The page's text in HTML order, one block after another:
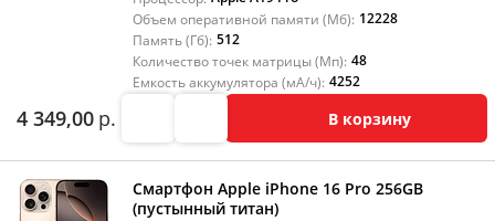
Объем оперативной памяти (Мб): 12228
Память (Гб): 512
Количество точек матрицы (Мп): 48
Емкость аккумулятора (мА/ч): 4252
4 349,00 р. В корзину
Смартфон Apple iPhone 16 Pro 256GB
(пустынный титан)